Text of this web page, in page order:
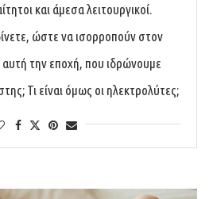
και άμεσα λειτουργικοί.
ώστε να ισορροπούν στον
αυτή την εποχή, που ιδρώνουμε
Τι είναι όμως οι ηλεκτρολύτες;